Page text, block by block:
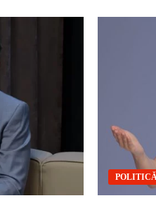
POLITICĂ